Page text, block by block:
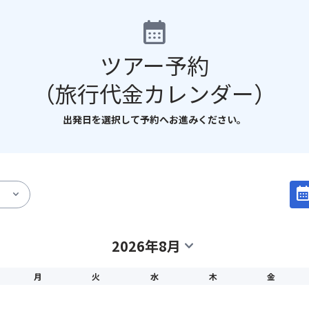
calendar_month
ツアー予約
（旅行代金カレンダー）
出発日を選択して予約へお進みください。
expand_more calendar_month
2026年8月 expand_more
月 火 水 木 金